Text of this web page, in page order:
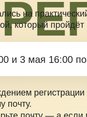
регистрации уже
почту — а если
«Оповещения»,
пройдёт
3 мая 16:00 по